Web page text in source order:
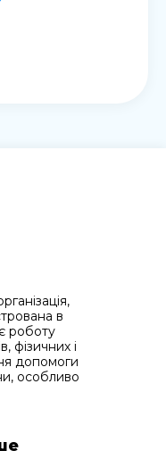
в
роботу
фізичних і
допомоги
особливо